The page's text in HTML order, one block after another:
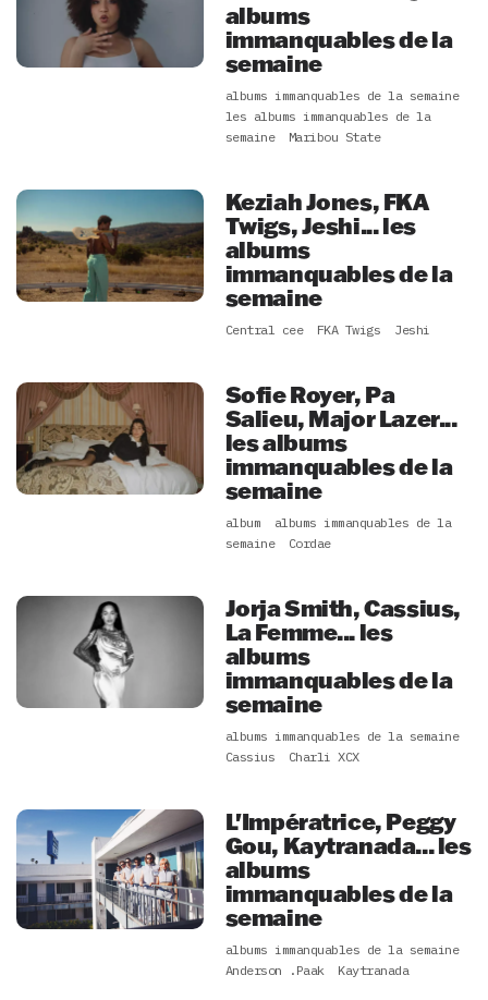
albums
immanquables de la
semaine
albums immanquables de la semaine
les albums immanquables de la
semaine
Maribou State
Keziah Jones, FKA
Twigs, Jeshi... les
albums
immanquables de la
semaine
Central cee FKA Twigs Jeshi
Sofie Royer, Pa
Salieu, Major Lazer...
les albums
immanquables de la
semaine
album
albums immanquables de la
semaine
Cordae
Jorja Smith, Cassius,
La Femme... les
albums
immanquables de la
semaine
albums immanquables de la semaine
Cassius
Charli XCX
L'Impératrice, Peggy
Gou, Kaytranada... les
albums
immanquables de la
semaine
albums immanquables de la semaine
Anderson .Paak
Kaytranada